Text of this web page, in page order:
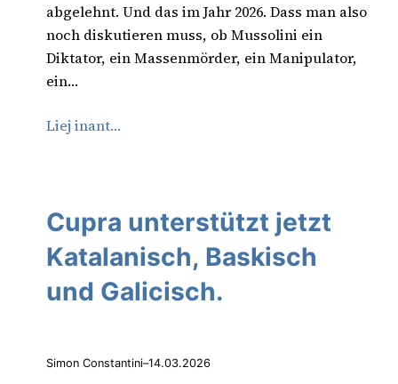
abgelehnt. Und das im Jahr 2026. Dass man also
noch diskutieren muss, ob Mussolini ein
Diktator, ein Massenmörder, ein Manipulator,
ein…
Liej inant…
Cupra unterstützt jetzt
Katalanisch, Baskisch
und Galicisch.
Simon Constantini–14.03.2026